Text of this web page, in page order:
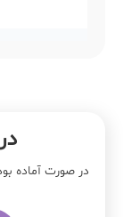
در صورت آماده